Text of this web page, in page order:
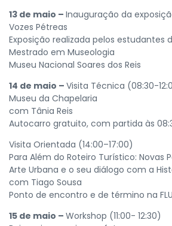
13 de maio – Inauguração da
Vozes Pétreas
Exposição realizada pelos estudantes
Mestrado em Museologia
Museu Nacional Soares dos Reis
14 de maio – Visita Técnica (08:30-
Museu da Chapelaria
com Tânia Reis
Autocarro gratuito, com partida às
Visita Orientada (14:00–17:00)
Para Além do Roteiro Turístico: Novas
Arte Urbana e o seu diálogo com a
com Tiago Sousa
Ponto de encontro e de término na
15 de maio – Workshop (11:00- 12:30)